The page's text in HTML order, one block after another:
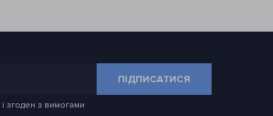
ПІДПИСАТИСЯ
і згоден з вимогами